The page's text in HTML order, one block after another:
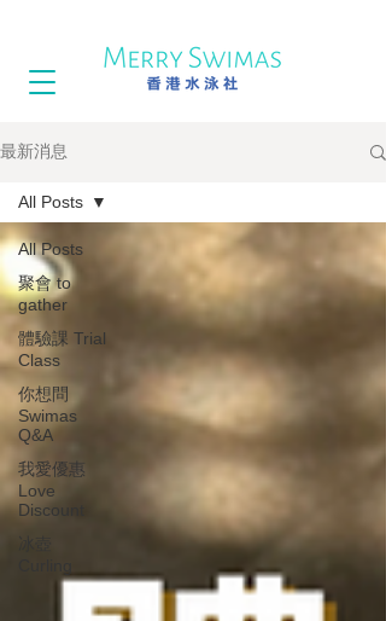
最新消息
All Posts
聚會 to
gather
體驗課 Trial
Class
你想問
Swimas
Q&A
我愛優惠
Love
Discount
All Posts